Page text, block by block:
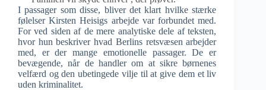
I passager som disse, bliver det klart hvilke stærke
følelser Kirsten Heisigs arbejde var forbundet med.
For ved siden af de mere analytiske dele af teksten,
hvor hun beskriver hvad Berlins retsvæsen arbejder
med, er der mange emotionelle passager. De er
bevægende, når de handler om at sikre børnenes
velfærd og den ubetingede vilje til at give dem et liv
uden kriminalitet.